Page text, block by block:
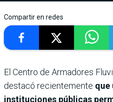
Compartir en redes
El Centro de Armadores
destacó recientemente que
instituciones públicas